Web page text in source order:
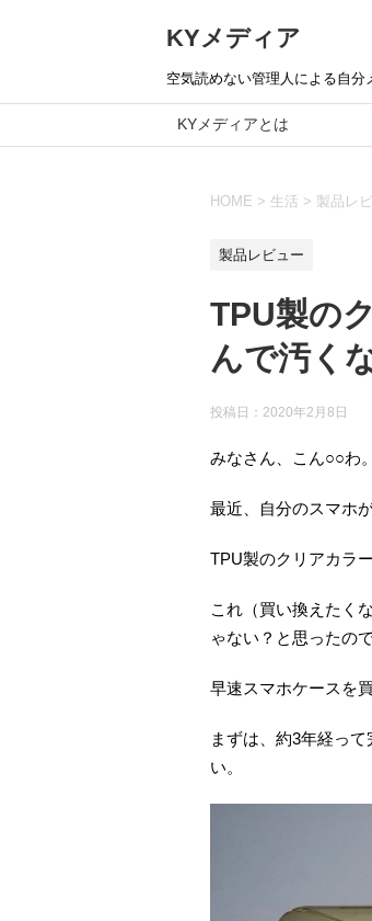
KYメディア
空気読めない管理人による自分
KYメディアとは
HOME > 生活 > 製品レ
製品レビュー
TPU製の
んで汚く
投稿日： 2020年2月8日
みなさん、こん○○わ
最近、自分のスマホ
TPU製のクリアカラ
これ（買い換えたく
ゃない？と思ったので
早速スマホケースを
まずは、約3年経っ
い。